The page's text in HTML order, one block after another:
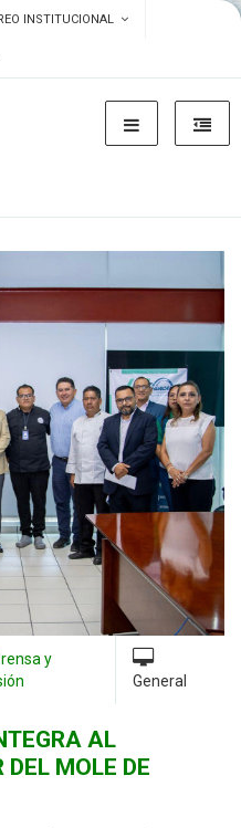
INSTITUCIONAL
y
General
AL
DEL MOLE DE